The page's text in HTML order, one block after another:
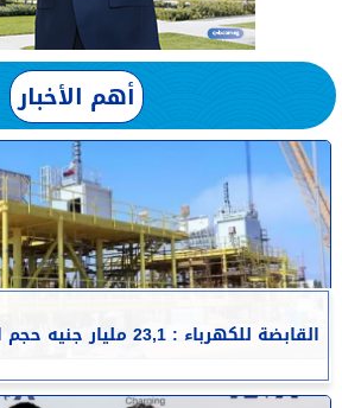
أهم الأخبار
القابضة للكهرباء : 23,1 مليار جنيه حجم استثمارات مستهدفة